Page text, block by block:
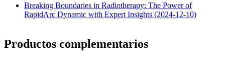
Breaking Boundaries in Radiotherapy: The Power of
RapidArc Dynamic with Expert Insights (2024-12-10)
Productos complementarios